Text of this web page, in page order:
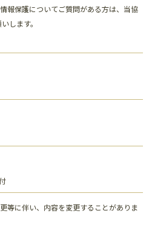
報保護についてご質問がある方は、当協
します。
等に伴い、内容を変更することがありま